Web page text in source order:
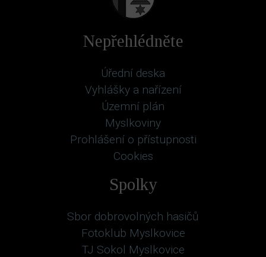
Nepřehlédněte
Úřední deska
Vyhlášky a nařízení
Územní plán
Myslkoviny
Prohlášení o přístupnosti
Cookies
Spolky
Sbor dobrovolných hasičů
Fotoklub Myslkovice
TJ Sokol Myslkovice